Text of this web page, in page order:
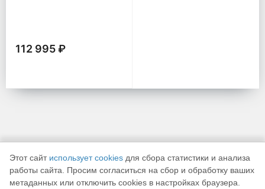
112 995 ₽
К началу страницы
Этот сайт использует cookies для сбора статистики и анализа
работы сайта. Просим согласиться на сбор и обработку ваших
метаданных или отключить cookies в настройках браузера.